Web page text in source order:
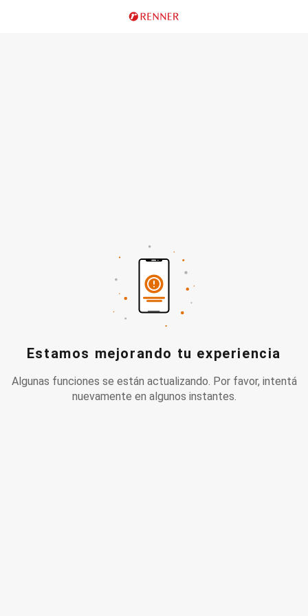
Estamos mejorando tu experiencia
Algunas funciones se están actualizando. Por favor, intentá
nuevamente en algunos instantes.